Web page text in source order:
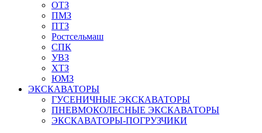
ОТЗ
ПМЗ
ПТЗ
Ростсельмаш
СПК
УВЗ
ХТЗ
ЮМЗ
ЭКСКАВАТОРЫ
ГУСЕНИЧНЫЕ ЭКСКАВАТОРЫ
ПНЕВМОКОЛЕСНЫЕ ЭКСКАВАТОРЫ
ЭКСКАВАТОРЫ-ПОГРУЗЧИКИ